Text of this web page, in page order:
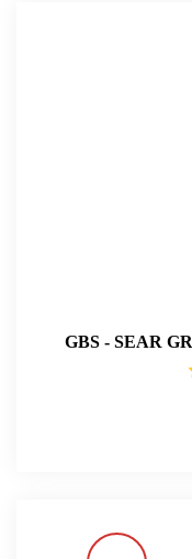
GBS - SEAR